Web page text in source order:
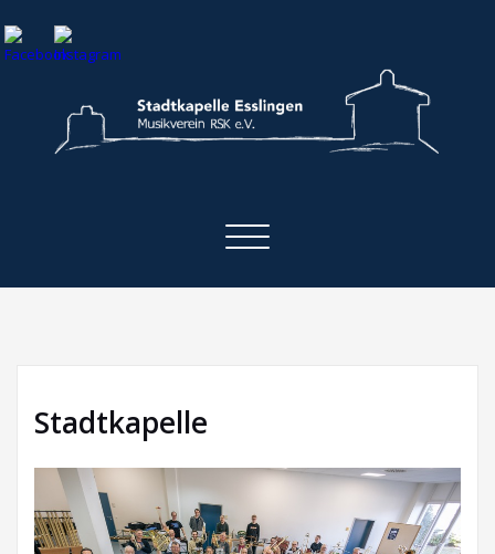
to
content
Toggle
Stadtkapelle